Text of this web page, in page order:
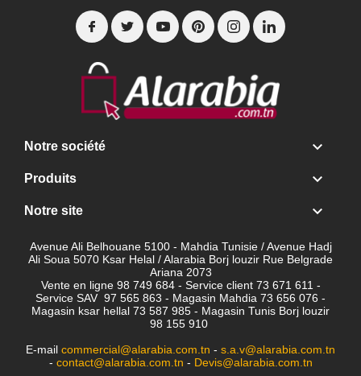
Notre société 
Produits 
Notre site 
Avenue Ali Belhouane 5100 - Mahdia Tunisie / Avenue Hadj
Ali Soua 5070 Ksar Helal / Alarabia Borj louzir Rue Belgrade
Ariana 2073
Vente en ligne 98 749 684 - Service client 73 671 611 -
Service SAV 97 565 863 - Magasin Mahdia 73 656 076 -
Magasin ksar hellal 73 587 985 - Magasin Tunis Borj louzir
98 155 910
E-mail commercial@alarabia.com.tn - s.a.v@alarabia.com.tn
- contact@alarabia.com.tn - Devis@alarabia.com.tn